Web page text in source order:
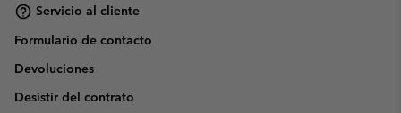
Servicio al cliente
Formulario de contacto
Devoluciones
Desistir del contrato